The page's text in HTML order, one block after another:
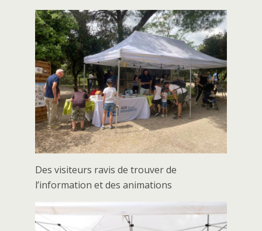
Des visiteurs ravis de trouver de
l’information et des animations